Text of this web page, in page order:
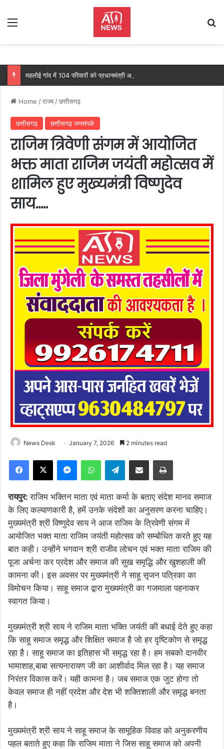
Menu
Home /राज्य /छत्तीसगढ़
छत्तीसगढ़ छत्तीसगढ़ जनसंपर्क
राजिम त्रिवेणी संगम में आयोजित
भक्त माता राजिम जयंती महोत्सव में
शामिल हुए मुख्यमंत्री विष्णुदेव
साय…..
News Desk January 7, 2026 2 minutes read
Facebook
X MessengerWhatsAppTelegramShare via Email Print
रायपुर:राजिम भक्तिन माता एवं माता कर्मा के बताए संदेश मानव समाज
के लिए कल्याणकारी है, हमें उनके संदेशों का अनुसरण करना चाहिए।
मुख्यमंत्री श्री विष्णुदेव साय ने आज राजिम के त्रिवेणी संगम में
आयोजित भक्त माता राजिम जयंती महोत्सव को सम्बोधित करते हुए यह
बात कही। उन्होंने भगवान श्री राजीव लोचन एवं भक्त माता राजिम की
पूजा अर्चना कर प्रदेश और समाज की सुख समृद्धि और खुशहाली की
कामना की। इस अवसर पर मुख्यमंत्री ने साहू सृजन पत्रिका का
विमोचन किया। साहू समाज द्वारा मुख्यमंत्री का गजमाला पहनाकर
स्वागत किया।
मुख्यमंत्री श्री साय ने राजिम माता भक्ति जयंती की बधाई देते हुए कहा
कि साहू समाज समृद्ध और शिक्षित समाज है जो हर दृष्टिकोण से समृद्ध
रहा है। साहू समाज का इतिहास भी समृद्ध रहा है। हम सबको दानवीर
भामाशाह,बाबा सत्यनारायण जी का आशीर्वाद मिल रहा है। यह समाज
निरंतर विकास करें। यही कामना है। जब समाज एक जुट होगा तो
केवल समाज ही नहीं प्रदेश और देश भी शक्तिशाली और समृद्ध बनता
है।
मुख्यमंत्री श्री साय ने साहू समाज के सामूहिक विवाह को अनुकरणीय
पहल बताते हुए कहा कि राजिम माता ने जिस साहू समाज को अपनी